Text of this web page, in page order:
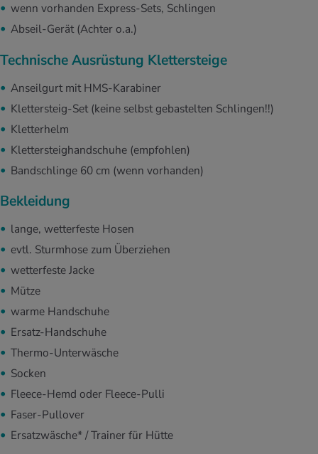
wenn vorhanden Express-Sets, Schlingen
Abseil-Gerät (Achter o.a.)
Technische Ausrüstung Klettersteige
Anseilgurt mit HMS-Karabiner
Klettersteig-Set (keine selbst gebastelten Schlingen!!)
Kletterhelm
Klettersteighandschuhe (empfohlen)
Bandschlinge 60 cm (wenn vorhanden)
Bekleidung
lange, wetterfeste Hosen
evtl. Sturmhose zum Überziehen
wetterfeste Jacke
Mütze
warme Handschuhe
Ersatz-Handschuhe
Thermo-Unterwäsche
Socken
Fleece-Hemd oder Fleece-Pulli
Faser-Pullover
Ersatzwäsche* / Trainer für Hütte